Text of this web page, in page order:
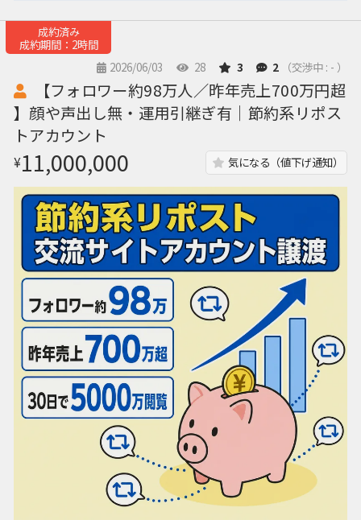
成約済み
成約期間：2時間
2026/06/03
28 3 2 （交渉中 : - ）
【フォロワー約98万人／昨年売上700万円超
】顔や声出し無・運用引継ぎ有｜節約系リポス
トアカウント
¥11,000,000 気になる（値下げ通知）